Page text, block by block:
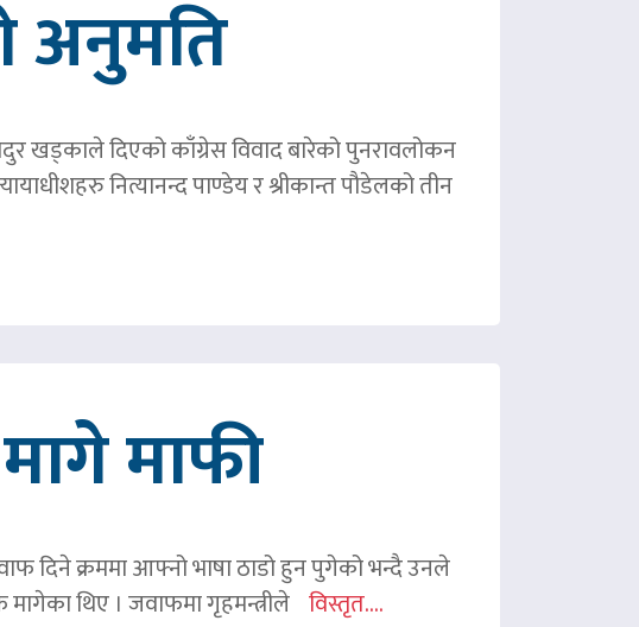
अनुमति
खड्काले दिएको काँग्रेस विवाद बारेको पुनरावलोकन
नित्यानन्द पाण्डेय र श्रीकान्त पौडेलको तीन
माफी
दिने क्रममा आफ्नो भाषा ठाडो हुन पुगेको भन्दै उनले
थिए । जवाफमा गृहमन्त्रीले विस्तृत....